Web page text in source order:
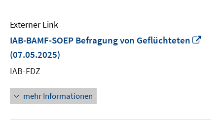
Externer Link
IAB-BAMF-SOEP Befragung von Geflüchteten
(07.05.2025)
IAB-FDZ
mehr Informationen